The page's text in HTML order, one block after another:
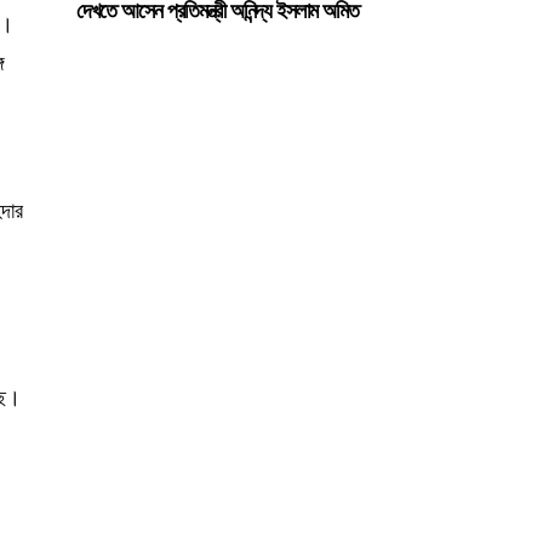
দেখতে আসেন প্রতিমন্ত্রী অনিন্দ্য ইসলাম অমিত